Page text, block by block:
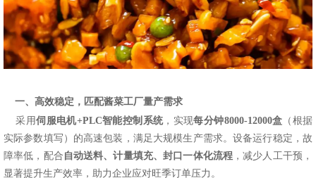
一、高效稳定，匹配酱菜工厂量产需求
采用伺服电机+PLC智能控制系统，实现每分钟8000-12000盒 （根据
实际参数填写）的高速包装，满足大规模生产需求。设备运行稳定，故
障率低，配合 自动送料、计量填充、封口一体化流程 ，减少人工干预，
显著提升生产效率，助力企业应对旺季订单压力。